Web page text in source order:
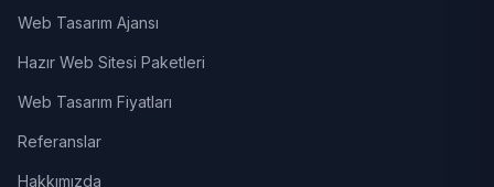
Web Tasarım Ajansı
Hazır Web Sitesi Paketleri
Web Tasarım Fiyatları
Referanslar
Hakkımızda